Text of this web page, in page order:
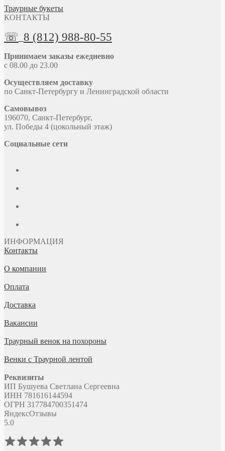
Траурные букеты
КОНТАКТЫ
☏ 8 (812) 988-80-55
Принимаем заказы ежедневно
с 08.00 до 23.00
Осуществляем доставку
по Санкт-Петербургу и Ленинградской области
Самовывоз
196070, Санкт-Петербург,
ул. Победы 4 (цокольный этаж)
Социальные сети
ИНФОРМАЦИЯ
Контакты
О компании
Оплата
Доставка
Вакансии
Траурный венок на похороны
Венки с Траурной лентой
Реквизиты
ИП Бушуева Светлана Сергеевна
ИНН 781616144594
ОГРН 317784700351474
ЯндексОтзывы
5.0